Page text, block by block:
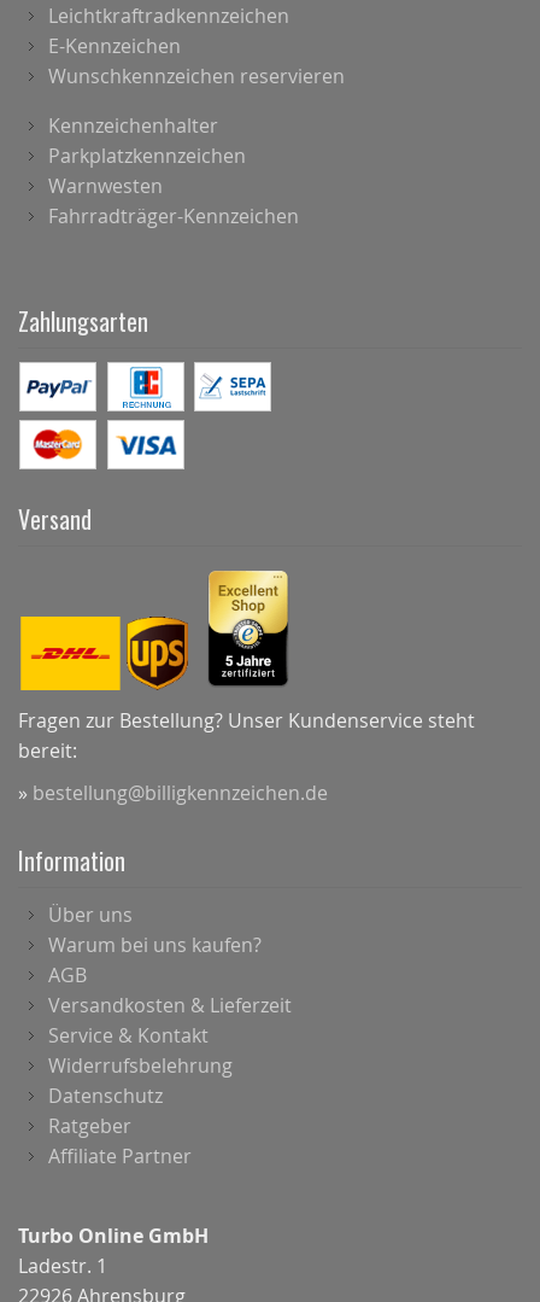
Leichtkraftradkennzeichen
E-Kennzeichen
Wunschkennzeichen reservieren
Kennzeichenhalter
Parkplatzkennzeichen
Warnwesten
Fahrradträger-Kennzeichen
Zahlungsarten
Versand
Fragen zur Bestellung? Unser Kundenservice steht
bereit:
» bestellung@billigkennzeichen.de
Information
Über uns
Warum bei uns kaufen?
AGB
Versandkosten & Lieferzeit
Service & Kontakt
Widerrufsbelehrung
Datenschutz
Ratgeber
Affiliate Partner
Turbo Online GmbH
Ladestr. 1
22926 Ahrensburg